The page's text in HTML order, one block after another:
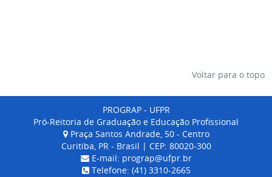
Voltar para o topo
PROGRAP - UFPR
Pró-Reitoria de Graduação e Educação Profissional
Praça Santos Andrade, 50 - Centro
Curitiba, PR - Brasil | CEP: 80020-300
E-mail: prograp@ufpr.br
Telefone: (41) 3310-2665